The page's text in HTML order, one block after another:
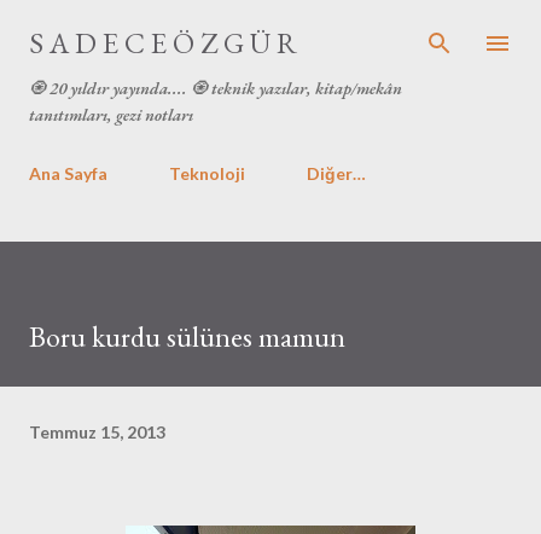
Ana içeriğe atla
S A D E C E Ö Z G Ü R
🧿 20 yıldır yayında.... 🧿 teknik yazılar, kitap/mekân
tanıtımları, gezi notları
Ana Sayfa Teknoloji Diğer…
Boru kurdu sülünes mamun
Temmuz 15, 2013